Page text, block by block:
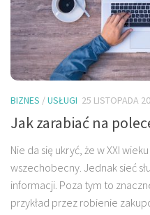
BIZNES /USŁUGI 25 LISTOPADA
Jak zarabiać na
Nie da się ukryć, że w XXI
wszechobecny. Jednak sieć
informacji. Poza tym to
przykład przez robienie